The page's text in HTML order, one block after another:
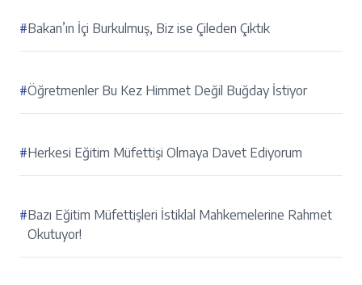
#Bakan’ın İçi Burkulmuş, Biz ise Çileden Çıktık
#Öğretmenler Bu Kez Himmet Değil Buğday İstiyor
#Herkesi Eğitim Müfettişi Olmaya Davet Ediyorum
#Bazı Eğitim Müfettişleri İstiklal Mahkemelerine Rahmet
Okutuyor!